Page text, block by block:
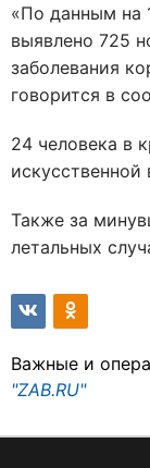
«По данным на
выявлено 725
заболевания
говорится в
24 человека в
искусственной
Также за
летальных
Важные и
"ZAB.RU"